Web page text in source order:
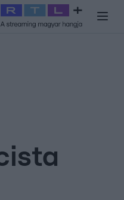
vagyok, ments ki innen